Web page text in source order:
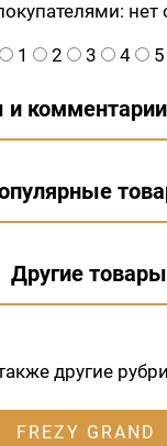
нет
1 2 3 4 5
комментарии
Другие товары
другие
FREZY GRAND